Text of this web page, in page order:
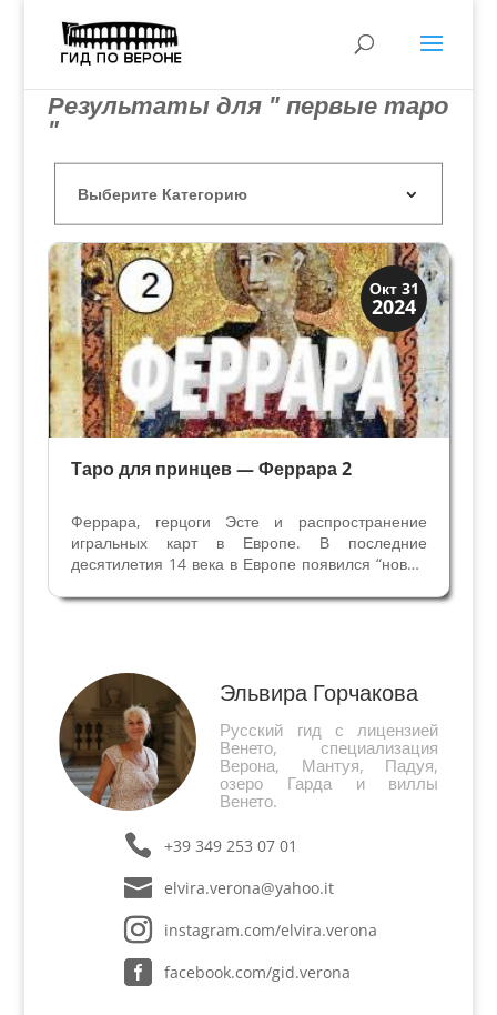
Результаты для " первые таро
"
Окт 31
2024
Династии
Мантуя и Феррара
Таро для принцев — Феррара 2
Феррара, герцоги Эсте и распространение
игральных карт в Европе. В последние
десятилетия 14 века в Европе появился “новый
ревнителей общественной морали. Речь идет
Эльвира Горчакова
Русский гид с лицензией
Венето, специализация
Верона, Мантуя, Падуя,
озеро Гарда и виллы
Венето.
+39 349 253 07 01
elvira.verona@yahoo.it
instagram.com/elvira.verona
facebook.com/gid.verona